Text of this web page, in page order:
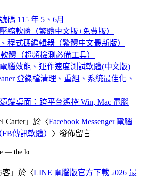
碼 115 年 5、6月
縮軟體（繁體中文版+免費版）
程式碼編輯器（繁體中文最新版）
體（超頻檢測必備工具）
電腦效能、運作速度測試軟體(中文版)
登錄檔清理、重組、系統最佳化、
端桌面：跨平台遙控 Win, Mac 電腦
Carter」於〈Facebook Messenger 電腦
傳訊軟體） 〉發佈留言
— the lo…
客 」於〈LINE 電腦版官方下載 2026 最